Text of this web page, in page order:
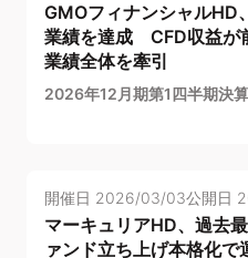
GMOフィナンシャルHD
業績を達成 CFD収益が
業績全体を牽引
2026年12月期第1四半期決
開催日 2026/03/03公開日
マーキュリアHD、過去
ァンド立ち上げ本格化